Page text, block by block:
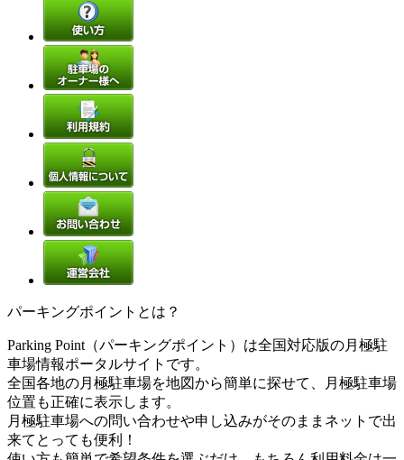
パーキングポイントとは？
Parking Point（パーキングポイント）は全国対応版の月極駐
車場情報ポータルサイトです。
全国各地の月極駐車場を地図から簡単に探せて、月極駐車場
位置も正確に表示します。
月極駐車場への問い合わせや申し込みがそのままネットで出
来てとっても便利！